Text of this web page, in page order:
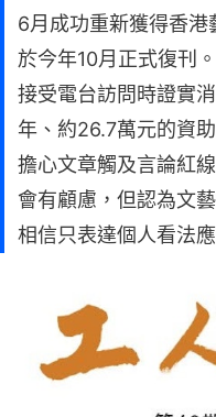
6月成功重新獲得香
於今年10月正式復刊
接受電台訪問時證實
年、約26.7萬元的資
擔心文章觸及言論紅
會有顧慮，但認為文
相信只表達個人看法